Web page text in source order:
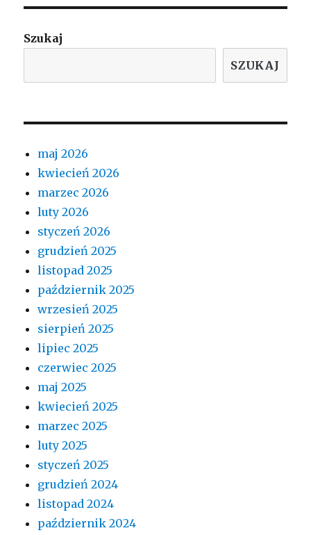
Szukaj
SZUKAJ
maj 2026
kwiecień 2026
marzec 2026
luty 2026
styczeń 2026
grudzień 2025
listopad 2025
październik 2025
wrzesień 2025
sierpień 2025
lipiec 2025
czerwiec 2025
maj 2025
kwiecień 2025
marzec 2025
luty 2025
styczeń 2025
grudzień 2024
listopad 2024
październik 2024